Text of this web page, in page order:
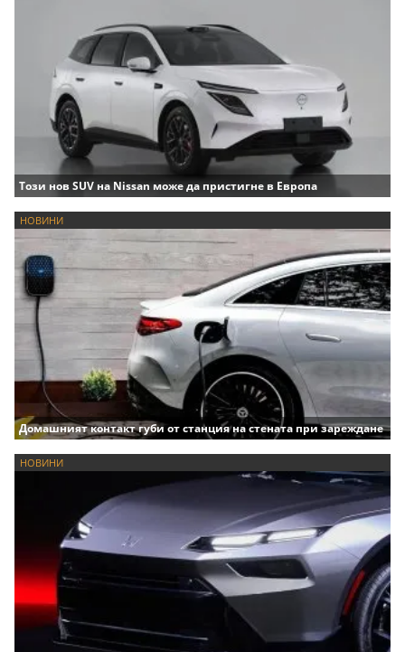
Този нов SUV на Nissan може да пристигне в Европа
НОВИНИ
Домашният контакт губи от станция на стената при зареждане
НОВИНИ